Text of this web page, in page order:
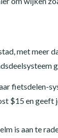
met meer
fietsdelen-
$15 en
is aan te